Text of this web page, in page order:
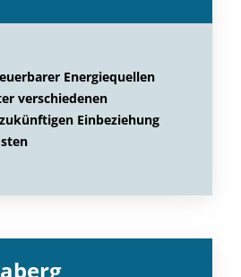
Energiequellen
verschiedenen
Einbeziehung